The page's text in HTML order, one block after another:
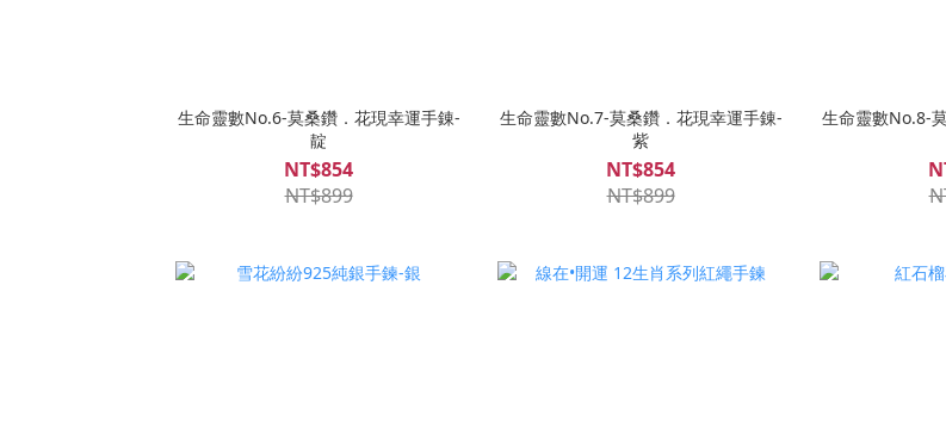
生命靈數No.6-莫桑鑽．花現幸運手錬-
靛
NT$854
NT$899
生命靈數No.7-莫桑鑽．花現幸運手錬-
紫
NT$854
NT$899
生命靈數No.8-